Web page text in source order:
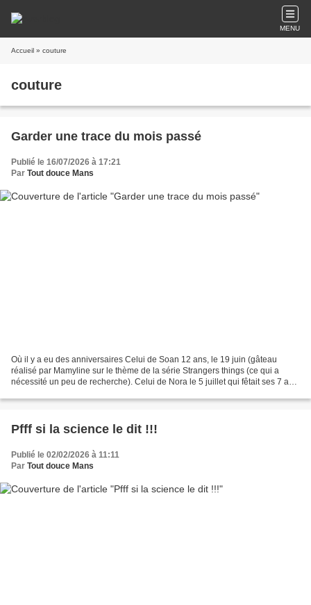
MENU
Accueil » couture
couture
Garder une trace du mois passé
Publié le 16/07/2026 à 17:21
Par Tout douce Mans
Où il y a eu des anniversaires Celui de Soan 12 ans, le 19 juin (gâteau
réalisé par Mamyline sur le thème de la série Strangers things (ce qui a
nécessité un peu de recherche). Celui de Nora le 5 juillet qui fêtait ses 7 ans,
Pfff si la science le dit !!!
Publié le 02/02/2026 à 11:11
Par Tout douce Mans